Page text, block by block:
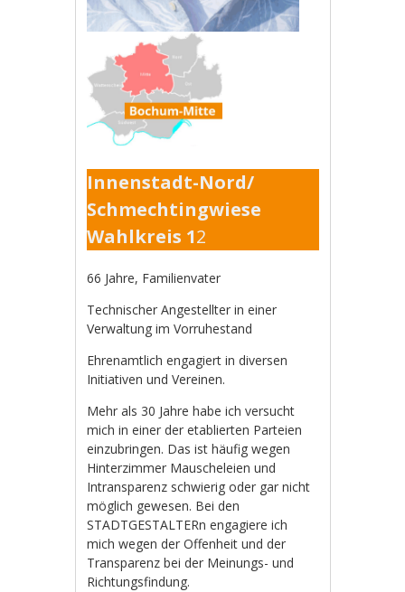
Innenstadt-Nord/
Schmechtingwiese
Wahlkreis 12
66 Jahre, Familienvater
Technischer Angestellter in einer
Verwaltung im Vorruhestand
Ehrenamtlich engagiert in diversen
Initiativen und Vereinen.
Mehr als 30 Jahre habe ich versucht
mich in einer der etablierten Parteien
einzubringen. Das ist häufig wegen
Hinterzimmer Mauscheleien und
Intransparenz schwierig oder gar nicht
möglich gewesen. Bei den
STADTGESTALTERn engagiere ich
mich wegen der Offenheit und der
Transparenz bei der Meinungs- und
Richtungsfindung.